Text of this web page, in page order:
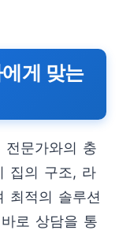
게 맞는
전문가와의 충
집의 구조, 라
최적의 솔루션
로 상담을 통